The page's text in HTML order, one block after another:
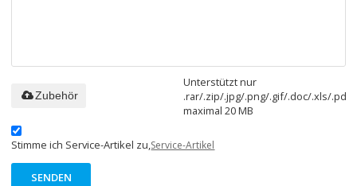
Unterstützt nur
.rar/.zip/.jpg/.png/.gif/.doc/.xls/.pdf,
maximal 20 MB
Zubehör
Stimme ich Service-Artikel zu,Service-Artikel
SENDEN